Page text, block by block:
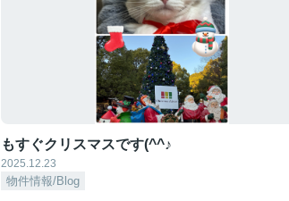
もすぐクリスマスです(^^♪
2025.12.23
物件情報/Blog